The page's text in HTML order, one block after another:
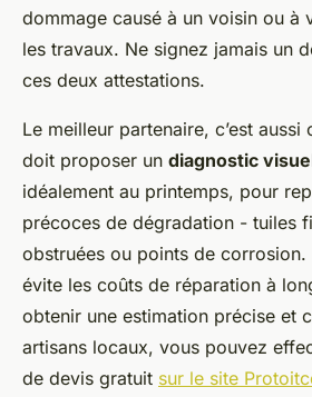
dommage causé à un voisin ou à
les travaux. Ne signez jamais un
ces deux attestations.
Le meilleur partenaire, c’est
doit proposer un diagnostic
idéalement au printemps, pour
précoces de dégradation - tuiles
obstruées ou points de
évite les coûts de réparation à
obtenir une estimation précise et
artisans locaux, vous pouvez
de devis gratuit sur le site